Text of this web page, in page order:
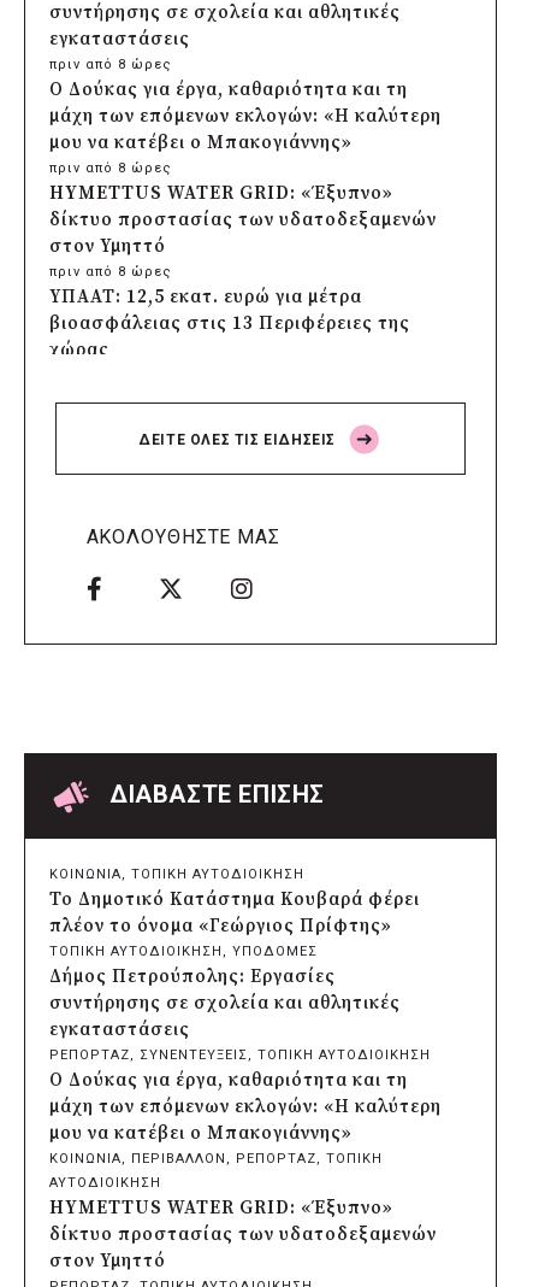
συντήρησης σε σχολεία και αθλητικές
εγκαταστάσεις
πριν από 8 ώρες
Ο Δούκας για έργα, καθαριότητα και τη
μάχη των επόμενων εκλογών: «Η καλύτερη
μου να κατέβει ο Μπακογιάννης»
πριν από 8 ώρες
HYMETTUS WATER GRID: «Έξυπνο»
δίκτυο προστασίας των υδατοδεξαμενών
στον Υμηττό
πριν από 8 ώρες
ΥΠΑΑΤ: 12,5 εκατ. ευρώ για μέτρα
βιοασφάλειας στις 13 Περιφέρειες της
χώρας
Πρέσπεια 2026: Έξι ημέρες πολιτισμού,
μουσικής και γαστρονομίας στη Φλώρινα
Δήμος Πέλλας: Σε προσωρινή αναστολή
πριν από 9 ώρες
Δήμος Ελληνικού – Αργυρούπολης για το
Seoul Smart City Prize 2026
δίκτυο ηλεκτροφωτισμού
πριν από 10 ώρες
Δήμος Πατρέων: Αντικατάσταση
φωτιστικών μετά τη λεηλασία στο έλος
της Αγυιάς
πριν από 10 ώρες
Δήμος Σαρωνικού: Βανδάλισαν το
εκκλησάκι της Μεταμόρφωσης του
Σωτήρος
πριν από 11 ώρες
Περιφέρεια Αττικής: Έξι συμπεράσματα
για την ψηφιακή μετάβαση των
επιχειρήσεων
πριν από 11 ώρες
Δήμος Σαρωνικού και ΑΡΧΕΛΩΝ
ενημερώνουν τους λουόμενους για τη
συνύπαρξη με τις θαλάσσιες χελώνες
πριν από 11 ώρες
Δήμος Κυθήρων: Απαγόρευση πρόσβασης
στην παραλία Λυκοδήμου για λόγους
ΔΕΙΤΕ ΟΛΕΣ ΤΙΣ ΕΙΔΗΣΕΙΣ
ΑΚΟΛΟΥΘΗΣΤΕ ΜΑΣ
ΔΙΑΒΑΣΤΕ ΕΠΙΣΗΣ
ΚΟΙΝΩΝΙΑ, ΤΟΠΙΚΗ ΑΥΤΟΔΙΟΙΚΗΣΗ
Το Δημοτικό Κατάστημα Κουβαρά φέρει
πλέον το όνομα «Γεώργιος Πρίφτης»
ΤΟΠΙΚΗ ΑΥΤΟΔΙΟΙΚΗΣΗ , ΥΠΟΔΟΜΕΣ
Δήμος Πετρούπολης: Εργασίες
συντήρησης σε σχολεία και αθλητικές
εγκαταστάσεις
ΡΕΠΟΡΤΑΖ, ΣΥΝΕΝΤΕΥΞΕΙΣ, ΤΟΠΙΚΗ ΑΥΤΟΔΙΟΙΚΗΣΗ
Ο Δούκας για έργα, καθαριότητα και τη
μάχη των επόμενων εκλογών: «Η καλύτερη
μου να κατέβει ο Μπακογιάννης»
ΚΟΙΝΩΝΙΑ, ΠΕΡΙΒΑΛΛΟΝ , ΡΕΠΟΡΤΑΖ, ΤΟΠΙΚΗ
ΑΥΤΟΔΙΟΙΚΗΣΗ
HYMETTUS WATER GRID: «Έξυπνο»
δίκτυο προστασίας των υδατοδεξαμενών
στον Υμηττό